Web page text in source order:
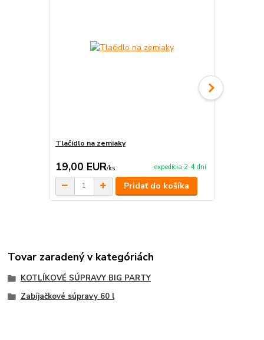
Tlačidlo na zemiaky
19,00 EUR/ks expedícia 2-4 dní
Pridať do košíka
Tovar zaradený v kategóriách
KOTLÍKOVÉ SÚPRAVY BIG PARTY
Zabíjačkové súpravy 60 l